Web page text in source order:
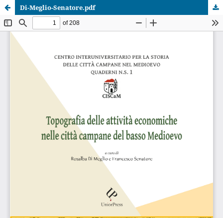
Di-Meglio-Senatore.pdf